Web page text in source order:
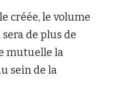
créée, le volume
de plus de
mutuelle la
sein de la